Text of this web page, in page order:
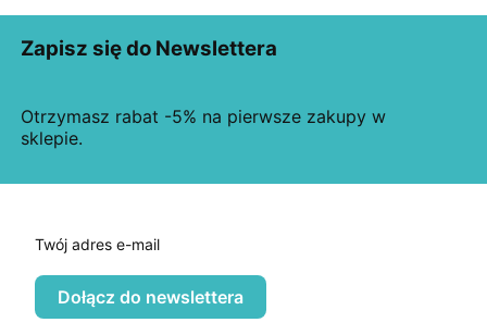
Zapisz się do Newslettera
Otrzymasz rabat -5% na pierwsze zakupy w
sklepie.
Twój adres e-mail
Dołącz do newslettera